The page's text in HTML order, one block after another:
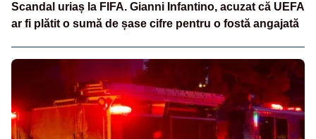
Scandal uriaș la FIFA. Gianni Infantino, acuzat că UEFA
ar fi plătit o sumă de șase cifre pentru o fostă angajată